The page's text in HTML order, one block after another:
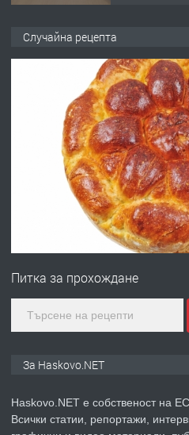
ХАСКОВО
Давам
№4120
градската
Случайна рецепта
Питка за прохождане
За Haskovo.NET
Haskovo.NET е собственост
Всички статии, репортажи,